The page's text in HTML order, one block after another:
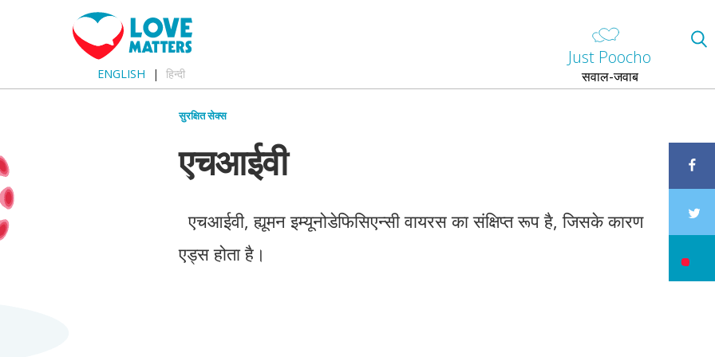
ENGLISH हिन्दी
Just Poocho
सवाल-जवाब
सुरक्षित सेक्स
एचआईवी
एचआईवी, ह्यूमन इम्यूनोडेफिसिएन्सी वायरस का संक्षिप्त रूप है, जिसके कारण
एड्स होता है।